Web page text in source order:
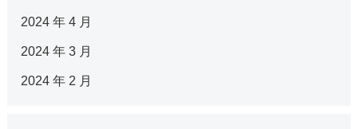
2024 年 4 月
2024 年 3 月
2024 年 2 月